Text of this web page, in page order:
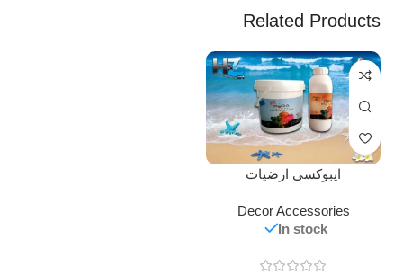
Related Products
ايبوكسى ارضيات
Decor Accessories
In stock